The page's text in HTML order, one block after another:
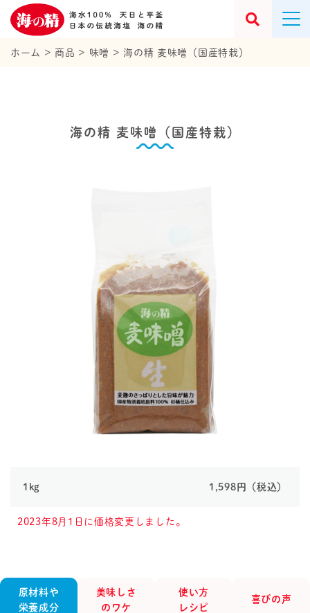
ホーム > 商品 > 味噌 >海の精 麦味噌（国産特栽）
海の精 麦味噌（国産特栽）
1kg 1,598円（税込）
2023年8月1日に価格変更しました。
原材料や
栄養成分
美味しさ
のワケ
使い方
レシピ
喜びの声